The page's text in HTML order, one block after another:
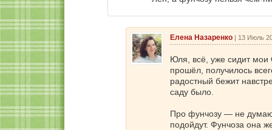
Елена Назаренко | 13 Июль
Юля, всё, уже сидит мои
прошёл, получилось
радостный бежит
саду было.
Про фунчозу — не
подойдут. Фунчоза она